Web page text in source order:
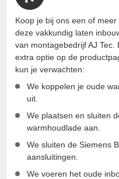
Koop je bij ons een of
deze vakkundig laten
van montagebedrijf AJ
extra optie op de
kun je verwachten:
We koppelen je oude
uit.
We plaatsen en sluiten
warmhoudlade aan.
We sluiten de Siemens
aansluitingen.
We voeren het oude